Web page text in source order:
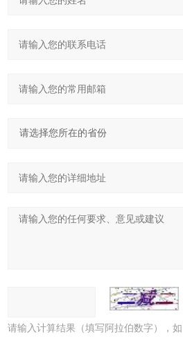
请输入计算结果（填写阿拉伯数字），